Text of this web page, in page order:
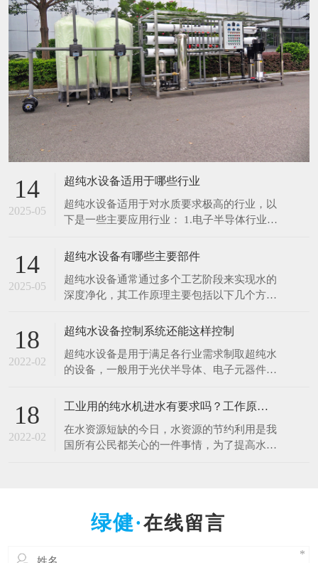
14
2025-05
超纯水设备适用于哪些行业
超纯水设备适用于对水质要求极高的行业，以
下是一些主要应用行业： 1.电子半导体行业：
于清洗硅片、光刻、蚀刻等工艺。例如，芯片
制造中，需要使用超纯水将硅片表面的杂质清
洗干净，以确保芯片的性能和良品率。哪怕是
极其微量的杂质，都可能导致芯片电路短路或
14
2025-05
超纯水设备有哪些主要部件
超纯水设备通常通过多个工艺阶段来实现水的
深度净化，其工作原理主要包括以下几个方
等设备，通过不同粒径的石英砂、无烟煤等介
质、悬浮物等，降低水的浊度，保护后续设备
免受颗粒物质的磨损和堵塞。 2.活性炭吸附：
18
2022-02
超纯水设备控制系统还能这样控制
超纯水设备是用于满足各行业需求制取超纯水
的设备，一般用于光伏半导体、电子元器件、
制系统是十分的重要，控制着整一套超纯水设
纯水设备控制系统采用全自动PLC人机界面控
制对水处理系统进行自动监测控制，可进行自
18
2022-02
工业用的纯水机进水有要求吗？工作原理什么？
在水资源短缺的今日，水资源的节约利用是我
国所有公民都关心的一件事情，为了提高水资
备根据进水的原水质以及出水的水质要求不一
在线留言